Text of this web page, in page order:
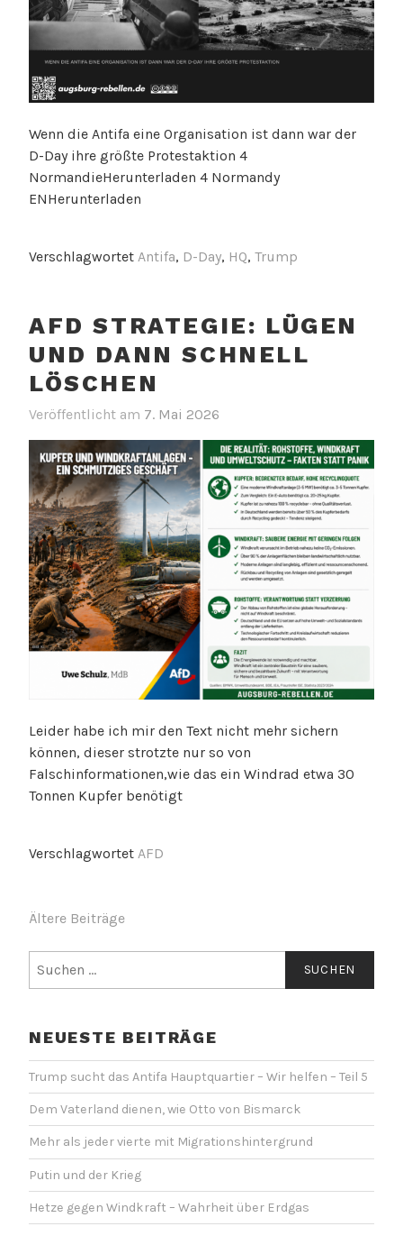
Wenn die Antifa eine Organisation ist dann war der
D-Day ihre größte Protestaktion 4
NormandieHerunterladen 4 Normandy
ENHerunterladen
Verschlagwortet Antifa, D-Day, HQ, Trump
AFD STRATEGIE: LÜGEN
UND DANN SCHNELL
LÖSCHEN
Veröffentlicht am 7. Mai 2026
Leider habe ich mir den Text nicht mehr sichern
können, dieser strotzte nur so von
Falschinformationen,wie das ein Windrad etwa 30
Tonnen Kupfer benötigt
Verschlagwortet AFD
BEITRAGSNAVIGATION
Ältere Beiträge
nach:
NEUESTE BEITRÄGE
Trump sucht das Antifa Hauptquartier – Wir helfen – Teil 5
Dem Vaterland dienen, wie Otto von Bismarck
Mehr als jeder vierte mit Migrationshintergrund
Putin und der Krieg
Hetze gegen Windkraft – Wahrheit über Erdgas